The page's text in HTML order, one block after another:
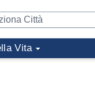
Vita